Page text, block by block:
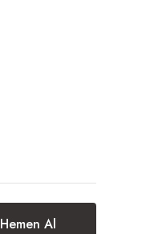
Hemen Al